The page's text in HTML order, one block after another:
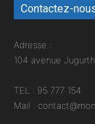
Contactez-
Adresse :
104 avenue
TEL : 95 777 154
Mail :